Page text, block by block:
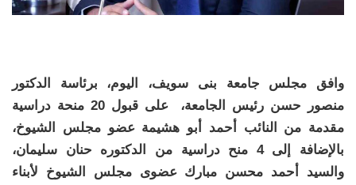
وافق مجلس جامعة بنى سويف، اليوم، برئاسة الدكتور
منصور حسن رئيس الجامعة، على قبول 20 منحة دراسية
مقدمة من النائب أحمد أبو هشيمة عضو مجلس الشيوخ،
بالإضافة إلى 4 منح دراسية من الدكتوره حنان سليمان،
والسيد أحمد محسن مبارك عضوى مجلس الشيوخ لأبناء